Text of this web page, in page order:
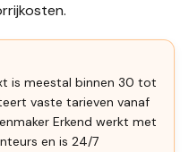
is meestal binnen 30 tot
vaste tarieven vanaf
Erkend werkt met
en is 24/7